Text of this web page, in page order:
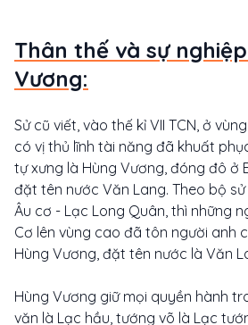
Thân thế và sự
Vương:
Sử cũ viết, vào thế kỉ VII TCN, ở
có vị thủ lĩnh tài năng đã khuất
tự xưng là Hùng Vương, đóng đô ở
đặt tên nước Văn Lang. Theo bộ
Âu cơ - Lạc Long Quân, thì những
Cơ lên vùng cao đã tôn người anh
Hùng Vương, đặt tên nước là Văn
Hùng Vương giữ mọi quyền hành
văn là Lạc hầu, tướng võ là Lạc